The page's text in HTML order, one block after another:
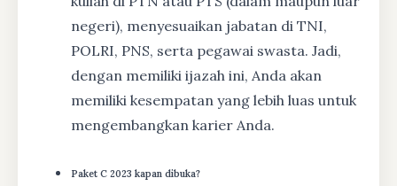
negeri), menyesuaikan jabatan di TNI,
POLRI, PNS, serta pegawai swasta. Jadi,
dengan memiliki ijazah ini, Anda akan
memiliki kesempatan yang lebih luas untuk
mengembangkan karier Anda.
Paket C 2023 kapan dibuka?